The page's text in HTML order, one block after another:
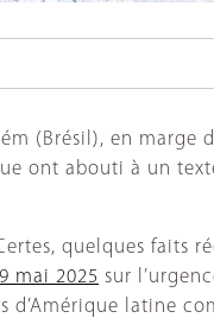
(Brésil), en marge
ont abouti à un
quelques faits
mai 2025 sur
d’Amérique latine